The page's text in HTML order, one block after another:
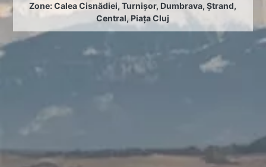
Zone:Calea Cisnădiei,Turnișor, Dumbrava,Ștrand,
Central,Piața Cluj